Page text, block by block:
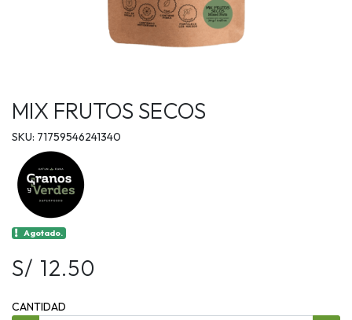
MIX FRUTOS SECOS
SKU: 71759546241340
Agotado.
S/ 12.50
CANTIDAD